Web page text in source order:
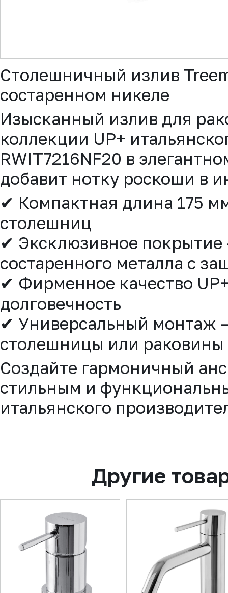
Столешничный излив
состаренном никеле
Изысканный излив для
коллекции UP+
RWIT7216NF20 в
добавит нотку роскоши в
✔ Компактная длина 175
столешниц
✔ Эксклюзивное
состаренного металла с
✔ Фирменное качество
долговечность
✔ Универсальный монтаж –
столешницы или раковины
Создайте гармоничный
стильным и
итальянского
Другие